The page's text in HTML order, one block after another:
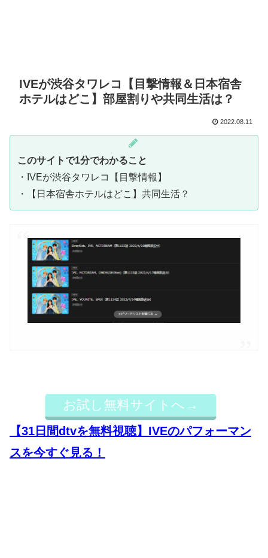
IVEが渋谷タワレコ【目撃情報＆日本宿舎
ホテルはどこ】部屋割りや共同生活は？
2022.08.11
このサイトで1分でわかること
・IVEが渋谷タワレコ【目撃情報】
・【日本宿舎ホテルはどこ】共同生活？
お試し無料サイトへ→
【31日間dtvを無料視聴】IVEのパフォーマン
スを今すぐ見る！